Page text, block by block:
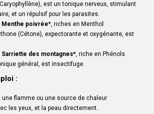
est un tonique nerveux, stimulant
et un répulsif pour les parasites.
Menthe poivrée*, riches en Menthol
(Cétone), expectorante et oxygénante, est
Sarriette des montagnes*, riche en Phénols
général, est insectifuge.
:
une flamme ou une source de chaleur
les yeux, et la peau directement.